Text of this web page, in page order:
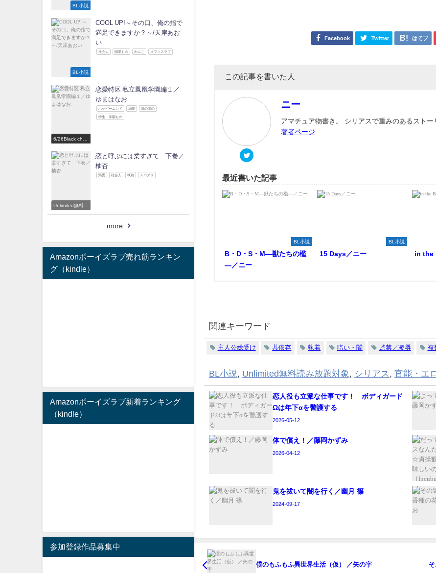
Facebook Twitter はてブ
この記事を書いた人
ニー
アマチュア物書き。 シリアスで重みのあるストー
著者ページ
最近書いた記事
BL小説
B・D・S・M―獣たちの檻
―／ニー
BL小説
15 Days／ニー in the
関連キーワード
主人公総受け 共依存 執着 暗い・闇 監禁／凌辱 複
BL小説 Unlimited無料読み放題対象 シリアス ,官能・エ
恋人役も立派な仕事です！ ボディガード
Ωは年下αを警護する
2026-05-12
体で償え！／藤岡かずみ
2026-04-12
鬼を祓いて闇を行く／幽月 篠
2024-09-17
僕のもふもふ異世界生活（仮） ／矢の字
BL小説
BL小説
COOL UP!～その口、俺の指で
満足できますか？～/天岸あお
い
社会人 職業もの わんこ オフィスラブ
6/26Black choc
加作家
恋愛特区 私立鳳凰学園編１／
ゆまはなお
ハッピーエンド 溺愛 ほのぼの
学生・学園もの
Unlimited無料読
み放題対象
恋と呼ぶには柔すぎて 下巻／
柚杏
溺愛 社会人 執着 スパダリ
more
Amazonボーイズラブ売れ筋ランキン
グ（kindle）
Amazonボーイズラブ新着ランキング
（kindle）
参加登録作品募集中